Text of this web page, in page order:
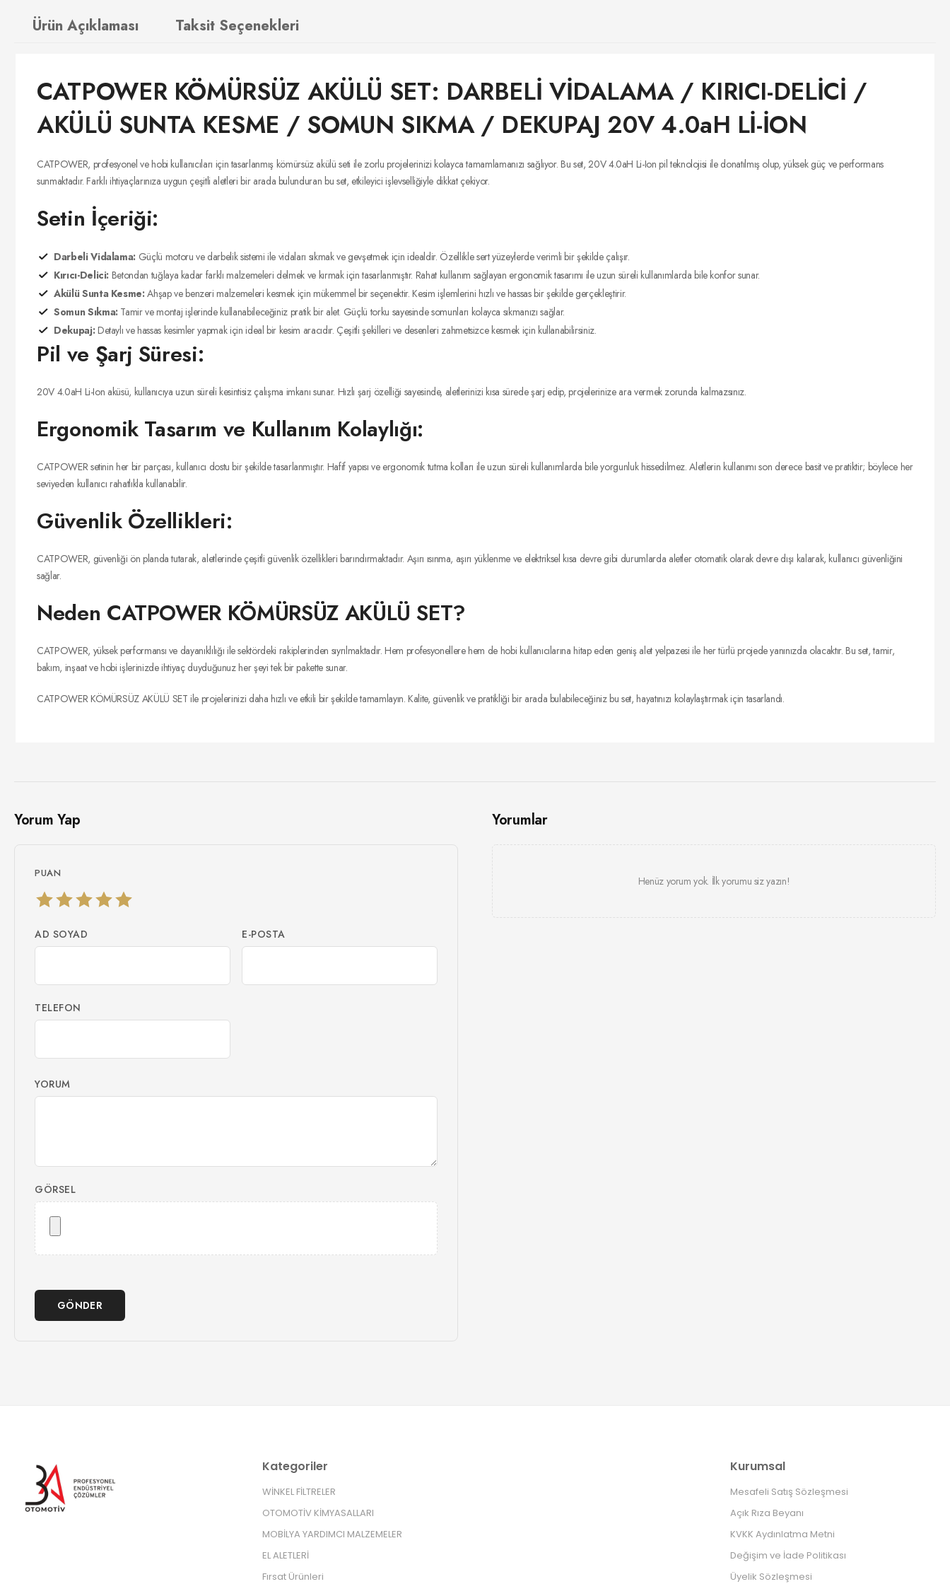
Ürün Açıklaması Taksit Seçenekleri
CATPOWER KÖMÜRSÜZ AKÜLÜ SET: DARBELİ VİDALAMA / KIRICI-DELİCİ /
AKÜLÜ SUNTA KESME / SOMUN SIKMA / DEKUPAJ 20V 4.0aH Lİ-İON
CATPOWER, profesyonel ve hobi kullanıcıları için tasarlanmış kömürsüz akülü seti ile zorlu projelerinizi kolayca tamamlamanızı sağlıyor. Bu set, 20V 4.0aH Li-Ion pil teknolojisi ile donatılmış olup, yüksek güç ve performans
sunmaktadır. Farklı ihtiyaçlarınıza uygun çeşitli aletleri bir arada bulunduran bu set, etkileyici işlevselliğiyle dikkat çekiyor.
Setin İçeriği:
Darbeli Vidalama: Güçlü motoru ve darbelik sistemi ile vidaları sıkmak ve gevşetmek için idealdir. Özellikle sert yüzeylerde verimli bir şekilde çalışır.
Kırıcı-Delici: Betondan tuğlaya kadar farklı malzemeleri delmek ve kırmak için tasarlanmıştır. Rahat kullanım sağlayan ergonomik tasarımı ile uzun süreli kullanımlarda bile konfor sunar.
Akülü Sunta Kesme: Ahşap ve benzeri malzemeleri kesmek için mükemmel bir seçenektir. Kesim işlemlerini hızlı ve hassas bir şekilde gerçekleştirir.
Somun Sıkma: Tamir ve montaj işlerinde kullanabileceğiniz pratik bir alet. Güçlü torku sayesinde somunları kolayca sıkmanızı sağlar.
Dekupaj: Detaylı ve hassas kesimler yapmak için ideal bir kesim aracıdır. Çeşitli şekilleri ve desenleri zahmetsizce kesmek için kullanabilirsiniz.
Pil ve Şarj Süresi:
20V 4.0aH Li-Ion aküsü, kullanıcıya uzun süreli kesintisiz çalışma imkanı sunar. Hızlı şarj özelliği sayesinde, aletlerinizi kısa sürede şarj edip, projelerinize ara vermek zorunda kalmazsınız.
Ergonomik Tasarım ve Kullanım Kolaylığı:
CATPOWER setinin her bir parçası, kullanıcı dostu bir şekilde tasarlanmıştır. Hafif yapısı ve ergonomik tutma kolları ile uzun süreli kullanımlarda bile yorgunluk hissedilmez. Aletlerin kullanımı son derece basit ve pratiktir; böylece her
seviyeden kullanıcı rahatlıkla kullanabilir.
Güvenlik Özellikleri:
CATPOWER, güvenliği ön planda tutarak, aletlerinde çeşitli güvenlik özellikleri barındırmaktadır. Aşırı ısınma, aşırı yüklenme ve elektriksel kısa devre gibi durumlarda aletler otomatik olarak devre dışı kalarak, kullanıcı güvenliğini
sağlar.
Neden CATPOWER KÖMÜRSÜZ AKÜLÜ SET?
CATPOWER, yüksek performansı ve dayanıklılığı ile sektördeki rakiplerinden sıyrılmaktadır. Hem profesyonellere hem de hobi kullanıcılarına hitap eden geniş alet yelpazesi ile her türlü projede yanınızda olacaktır. Bu set, tamir,
bakım, inşaat ve hobi işlerinizde ihtiyaç duyduğunuz her şeyi tek bir pakette sunar.
CATPOWER KÖMÜRSÜZ AKÜLÜ SET ile projelerinizi daha hızlı ve etkili bir şekilde tamamlayın. Kalite, güvenlik ve pratikliği bir arada bulabileceğiniz bu set, hayatınızı kolaylaştırmak için tasarlandı.
Yorum Yap
PUAN
AD SOYAD E-POSTA
TELEFON
YORUM
GÖRSEL
GÖNDER
Yorumlar
Henüz yorum yok. İlk yorumu siz yazın!
Kategoriler
WİNKEL FİLTRELER
OTOMOTİV KİMYASALLARI
MOBİLYA YARDIMCI MALZEMELER
EL ALETLERİ
Fırsat Ürünleri
Kurumsal
Mesafeli Satış Sözleşmesi
Açık Rıza Beyanı
KVKK Aydınlatma Metni
Değişim ve İade Politikası
Üyelik Sözleşmesi